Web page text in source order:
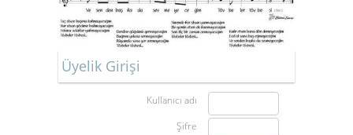
Üyelik Girişi
Kullanıcı adı
Şifre